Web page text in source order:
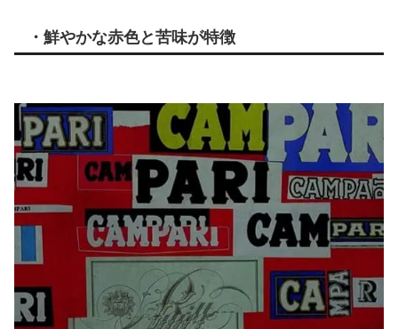
・鮮やかな赤色と苦味が特徴